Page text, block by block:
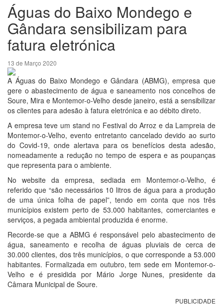
Águas do Baixo Mondego e
Gândara sensibilizam para
fatura eletrónica
13 de Março 2020
A Águas do Baixo Mondego e Gândara (ABMG), empresa que
gere o abastecimento de água e saneamento nos concelhos de
Soure, Mira e Montemor-o-Velho desde janeiro, está a sensibilizar
os clientes para adesão à fatura eletrónica e ao débito direto.
A empresa teve um stand no Festival do Arroz e da Lampreia de
Montemor-o-Velho, evento entretanto cancelado devido ao surto
do Covid-19, onde alertava para os benefícios desta adesão,
nomeadamente a redução no tempo de espera e as poupanças
que representa para o ambiente.
No website da empresa, sediada em Montemor-o-Velho, é
referido que “são necessários 10 litros de água para a produção
de uma única folha de papel”, tendo em conta que nos três
municípios existem perto de 53.000 habitantes, comerciantes e
serviços, a pegada ambiental produzida é enorme.
Recorde-se que a ABMG é responsável pelo abastecimento de
água, saneamento e recolha de águas pluviais de cerca de
30.000 clientes, dos três municípios, o que corresponde a 53.000
habitantes. Formalizada em outubro, tem sede em Montemor-o-
Velho e é presidida por Mário Jorge Nunes, presidente da
Câmara Municipal de Soure.
PUBLICIDADE